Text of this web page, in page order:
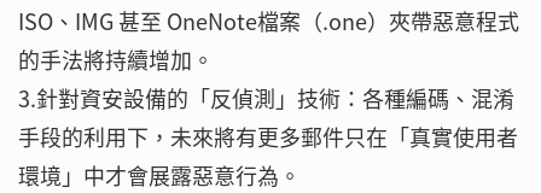
ISO、IMG 甚至 OneNote檔案（.one）夾帶惡意程式
的手法將持續增加。
3.針對資安設備的「反偵測」技術：各種編碼、混淆
手段的利用下，未來將有更多郵件只在「真實使用者
環境」中才會展露惡意行為。